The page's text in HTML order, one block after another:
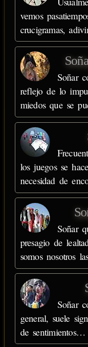
vemos
crucigramas,
Soñar
reflejo de lo
miedos que se
los juegos se
necesidad de
Soñar
presagio de
somos nosotros
Soñar
general, suele
de sentimientos…